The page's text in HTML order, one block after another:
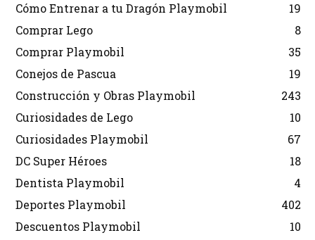
Cómo Entrenar a tu Dragón Playmobil
19
Comprar Lego
8
Comprar Playmobil
35
Conejos de Pascua
19
Construcción y Obras Playmobil
243
Curiosidades de Lego
10
Curiosidades Playmobil
67
DC Super Héroes
18
Dentista Playmobil
4
Deportes Playmobil
402
Descuentos Playmobil
10